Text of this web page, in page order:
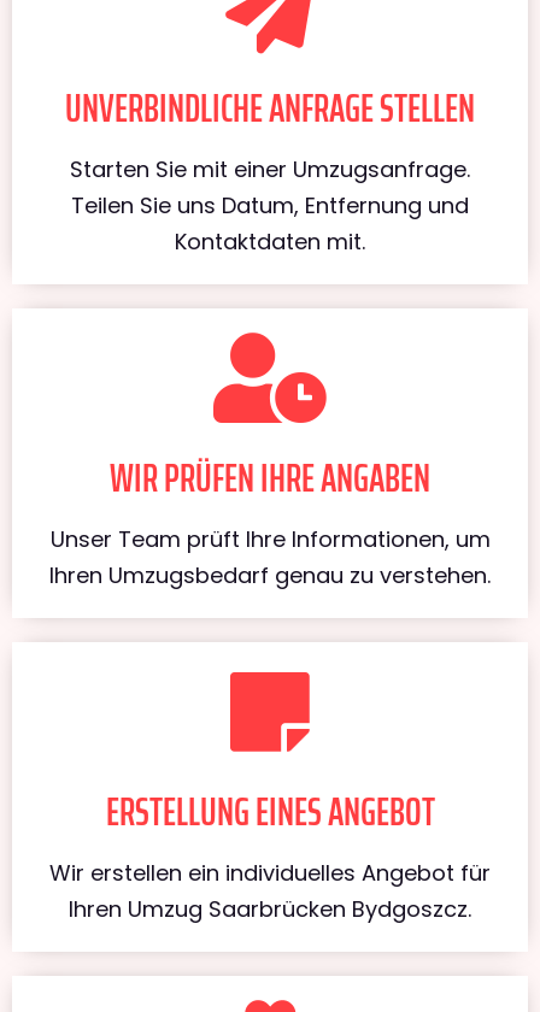
UNVERBINDLICHE ANFRAGE STELLEN
Starten Sie mit einer Umzugsanfrage.
Teilen Sie uns Datum, Entfernung und
Kontaktdaten mit.
WIR PRÜFEN IHRE ANGABEN
Unser Team prüft Ihre Informationen, um
Ihren Umzugsbedarf genau zu verstehen.
ERSTELLUNG EINES ANGEBOT
Wir erstellen ein individuelles Angebot für
Ihren Umzug Saarbrücken Bydgoszcz.